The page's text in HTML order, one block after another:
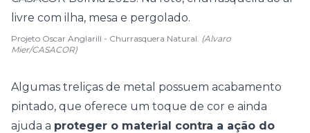
Projeto Oscar Anglarill - Churrasquera Natural. (Alvaro
Mier/CASACOR)
Algumas treliças de metal possuem acabamento
pintado, que oferece um toque de cor e ainda
ajuda a proteger o material contra a ação do